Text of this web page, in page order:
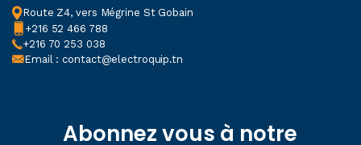
Route Z4, vers Mégrine St Gobain
+216 52 466 788
+216 70 253 038
Email : contact@electroquip.tn
Abonnez vous à notre